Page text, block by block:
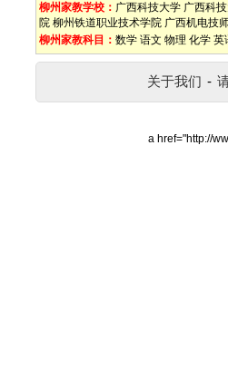
柳州家教学校： 广西科技大学 广西科
院 柳州铁道职业技术学院 广西机电技
柳州家教科目： 数学 语文 物理 化学 英
关于我们 -
a href="http://